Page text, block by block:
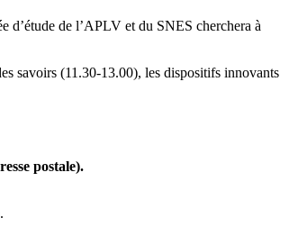
d’étude de l’APLV et du SNES cherchera à
savoirs (11.30-13.00), les dispositifs innovants
postale).